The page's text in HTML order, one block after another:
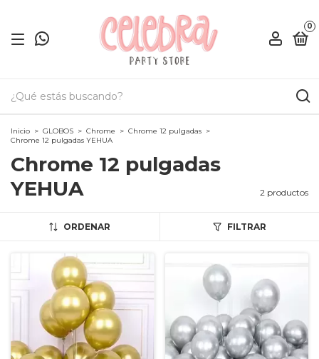
0
Inicio > GLOBOS > Chrome > Chrome 12 pulgadas >
Chrome 12 pulgadas YEHUA
Chrome 12 pulgadas
YEHUA
2 productos
ORDENAR FILTRAR